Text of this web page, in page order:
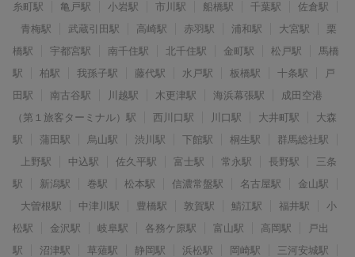
糸町駅
亀戸駅 小岩駅 市川駅 船橋駅 千葉駅
佐倉駅
青梅駅
武蔵引田駅 高崎駅 赤羽駅 浦和駅 大宮駅
栗
橋駅
宇都宮駅 南千住駅 北千住駅 金町駅 松戸駅
馬橋
駅
柏駅 我孫子駅 藤代駅 水戸駅 板橋駅 十条駅
戸
田駅
南古谷駅 川越駅 木更津駅 海浜幕張駅
成田空港
（第１旅客ターミナル）駅
西川口駅 川口駅 大井町駅
大森
駅
蒲田駅 烏山駅 渋川駅 下館駅 桐生駅
群馬総社駅
上野駅
中込駅 佐久平駅 富士駅 常永駅 長野駅
三条
駅
新潟駅 巻駅 松本駅 信濃常盤駅 名古屋駅
金山駅
大曽根駅
中津川駅 豊橋駅 敦賀駅 鯖江駅 福井駅
小
松駅
金沢駅 岐阜駅 各務ケ原駅 富山駅 高岡駅
戸出
駅
沼津駅 草薙駅 静岡駅 浜松駅 岡崎駅
三河安城駅